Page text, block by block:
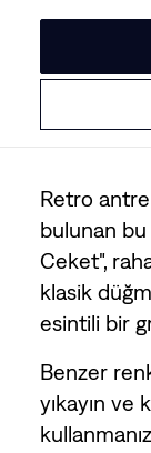
Retro
bulunan
Ceket",
klasik
esintili bir
Benzer
yıkayın ve